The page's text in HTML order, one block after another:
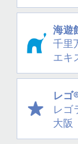
海遊
千里
エキ
レゴ
レゴ
大阪